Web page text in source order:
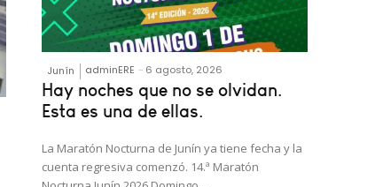
Junín adminERE - 6 agosto, 2026
Hay noches que no se olvidan.
Esta es una de ellas.
La Maratón Nocturna de Junín ya tiene fecha y la
cuenta regresiva comenzó. 14.ª Maratón